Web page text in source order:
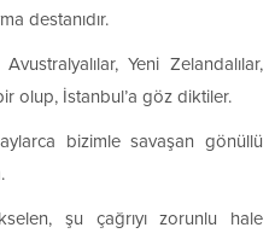
destanıdır.
Yeni Zelandalılar,
olup, İstanbul’a göz diktiler.
bizimle savaşan gönüllü
şu çağrıyı zorunlu hale